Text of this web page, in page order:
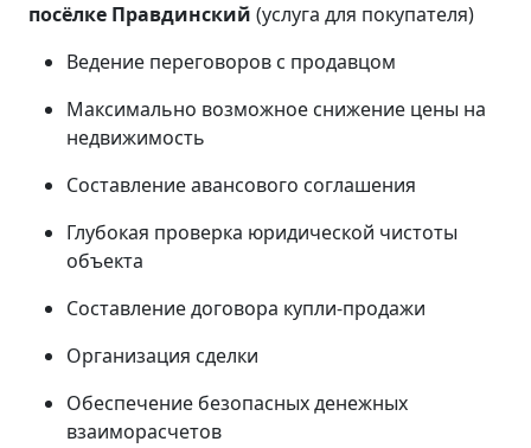
посёлке Правдинский (услуга для покупателя)
Ведение переговоров с продавцом
Максимально возможное снижение цены на
недвижимость
Составление авансового соглашения
Глубокая проверка юридической чистоты
объекта
Составление договора купли-продажи
Организация сделки
Обеспечение безопасных денежных
взаиморасчетов